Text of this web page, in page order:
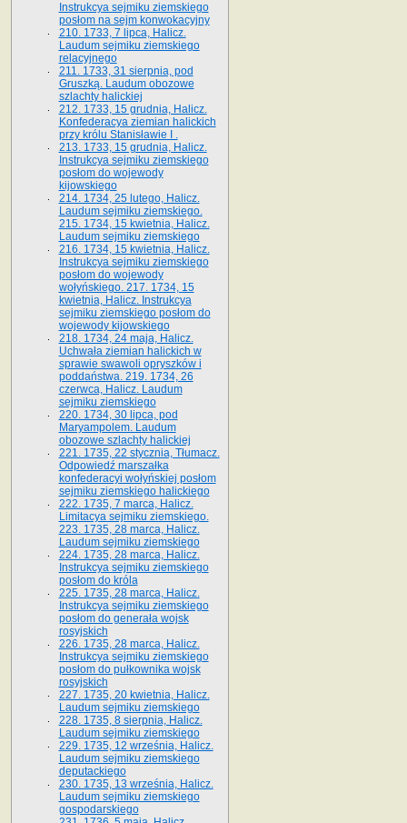
Instrukcya sejmiku ziemskiego
posłom na sejm konwokacyjny
210. 1733, 7 lipca, Halicz.
Laudum sejmiku ziemskiego
relacyjnego
211. 1733, 31 sierpnia, pod
Gruszką. Laudum obozowe
szlachty halickiej
212. 1733, 15 grudnia, Halicz.
Konfederacya ziemian halickich
przy królu Stanisławie I .
213. 1733, 15 grudnia, Halicz.
Instrukcya sejmiku ziemskiego
posłom do wojewody
kijowskiego
214. 1734, 25 lutego, Halicz.
Laudum sejmiku ziemskiego.
215. 1734, 15 kwietnia, Halicz.
Laudum sejmiku ziemskiego
216. 1734, 15 kwietnia, Halicz.
Instrukcya sejmiku ziemskiego
posłom do wojewody
wołyńskiego. 217. 1734, 15
kwietnia, Halicz. Instrukcya
sejmiku ziemskiego posłom do
wojewody kijowskiego
218. 1734, 24 maja, Halicz.
Uchwała ziemian halickich w
sprawie swawoli opryszków i
poddaństwa. 219. 1734, 26
czerwca, Halicz. Laudum
sejmiku ziemskiego
220. 1734, 30 lipca, pod
Maryampolem. Laudum
obozowe szlachty halickiej
221. 1735, 22 stycznia, Tłumacz.
Odpowiedź marszałka
konfederacyi wołyńskiej posłom
sejmiku ziemskiego halickiego
222. 1735, 7 marca, Halicz.
Limitacya sejmiku ziemskiego.
223. 1735, 28 marca, Halicz.
Laudum sejmiku ziemskiego
224. 1735, 28 marca, Halicz.
Instrukcya sejmiku ziemskiego
posłom do króla
225. 1735, 28 marca, Halicz.
Instrukcya sejmiku ziemskiego
posłom do generała wojsk
rosyjskich
226. 1735, 28 marca, Halicz.
Instrukcya sejmiku ziemskiego
posłom do pułkownika wojsk
rosyjskich
227. 1735, 20 kwietnia, Halicz.
Laudum sejmiku ziemskiego
228. 1735, 8 sierpnia, Halicz.
Laudum sejmiku ziemskiego
229. 1735, 12 września, Halicz.
Laudum sejmiku ziemskiego
deputackiego
230. 1735, 13 września, Halicz.
Laudum sejmiku ziemskiego
gospodarskiego